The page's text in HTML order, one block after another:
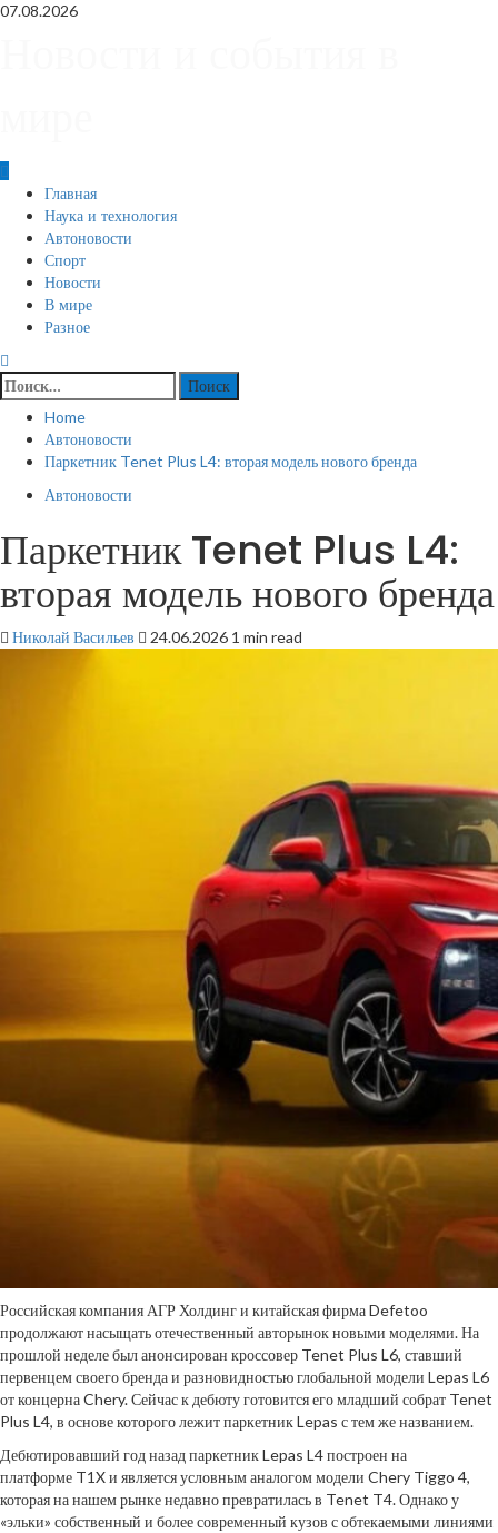
Skip
07.08.2026
Primary
Menu
Главная
Наука и технология
Автоновости
Спорт
Новости
В мире
Разное
Найти:
Home
Автоновости
Паркетник Tenet Plus L4: вторая модель нового бренда
Автоновости
Паркетник Tenet Plus L4:
вторая модель нового бренда
Николай Васильев 24.06.2026 1 min read
Российская компания АГР Холдинг и китайская фирма Defetoo
продолжают насыщать отечественный авторынок новыми моделями. На
прошлой неделе был анонсирован кроссовер Tenet Plus L6, ставший
первенцем своего бренда и разновидностью глобальной модели Lepas L6
от концерна Chery. Сейчас к дебюту готовится его младший собрат Tenet
Plus L4, в основе которого лежит паркетник Lepas с тем же названием.
Дебютировавший год назад паркетник Lepas L4 построен на
платформе T1X и является условным аналогом модели Chery Tiggo 4,
которая на нашем рынке недавно превратилась в Tenet T4. Однако у
«эльки» собственный и более современный кузов с обтекаемыми линиями